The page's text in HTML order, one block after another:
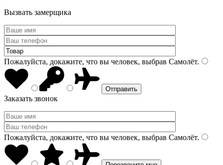
Вызвать замерщика
Пожалуйста, докажите, что вы человек, выбрав Самолёт.
Заказать звонок
Пожалуйста, докажите, что вы человек, выбрав Самолёт.